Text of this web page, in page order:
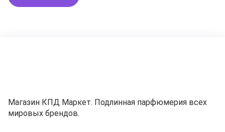
Магазин КПД Маркет. Подлинная парфюмерия всех
мировых брендов.